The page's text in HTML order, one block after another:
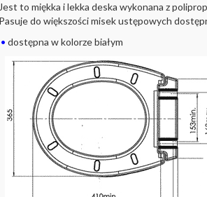
Jest to miękka i lekka deska wykonana z
Pasuje do większości misek ustępowych
• dostępna w kolorze białym